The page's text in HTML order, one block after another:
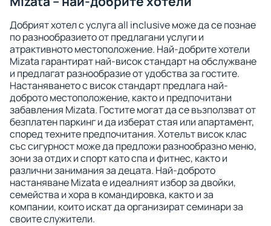
Добрият хотел с услуга all inclusive може да се познае
по разнообразието от предлагани услуги и
атрактивното местоположение. Най-добрите хотели
Mizata гарантират най-висок стандарт на обслужване
и предлагат разнообразие от удобства за гостите.
Настаняването с висок стандарт предлага най-
доброто местоположение, както и предпочитани
забавления Mizata. Гостите могат да се възползват от
безплатен паркинг и да изберат стая или апартамент,
според техните предпочитания. Хотелът висок клас
със сигурност може да предложи разнообразно меню,
зони за отдих и спорт като спа и фитнес, както и
различни занимания за децата. Най-доброто
настаняване Mizata е идеалният избор за двойки,
семейства и хора в командировка, както и за
компании, които искат да организират семинари за
своите служители.